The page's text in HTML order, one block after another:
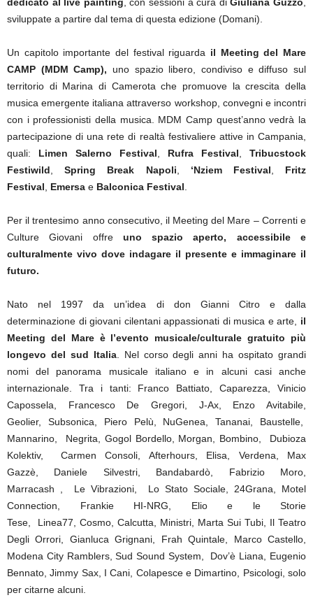
sviluppate a partire dal tema di questa edizione (Domani).
Un capitolo importante del festival riguarda il Meeting del Mare
CAMP (MDM Camp), uno spazio libero, condiviso e diffuso sul
territorio di Marina di Camerota che promuove la crescita della
musica emergente italiana attraverso workshop, convegni e incontri
con i professionisti della musica. MDM Camp quest’anno vedrà la
partecipazione di una rete di realtà festivaliere attive in Campania,
quali: Limen Salerno Festival Rufra Festival
Tribucstock
Festiwild ,Spring Break Napoli ‘Nziem Festival
Fritz
Festival
Emersa e Balconica Festival
Per il trentesimo anno consecutivo, il Meeting del Mare – Correnti e
Culture Giovani offre uno spazio aperto, accessibile e
culturalmente vivo dove indagare il presente e immaginare il
futuro.
Nato nel 1997 da un’idea di don Gianni Citro e dalla
determinazione di giovani cilentani appassionati di musica e arte, il
Meeting del Mare è l’evento musicale/culturale gratuito più
longevo del sud Italia. Nel corso degli anni ha ospitato grandi
nomi del panorama musicale italiano e in alcuni casi anche
internazionale. Tra i tanti: Franco Battiato, Caparezza, Vinicio
Capossela, Francesco De Gregori, J-Ax, Enzo Avitabile,
Geolier, Subsonica, Piero Pelù, NuGenea, Tananai, Baustelle,
Mannarino, Negrita, Gogol Bordello, Morgan, Bombino, Dubioza
Kolektiv, Carmen Consoli, Afterhours, Elisa, Verdena, Max
Gazzè, Daniele Silvestri, Bandabardò, Fabrizio Moro,
Marracash , Le Vibrazioni, Lo Stato Sociale, 24Grana, Motel
Connection, Frankie HI-NRG, Elio e le Storie
Tese, Linea77, Cosmo, Calcutta, Ministri, Marta Sui Tubi, Il Teatro
Degli Orrori, Gianluca Grignani, Frah Quintale, Marco Castello,
Modena City Ramblers, Sud Sound System, Dov’è Liana, Eugenio
Bennato, Jimmy Sax, I Cani, Colapesce e Dimartino, Psicologi, solo
per citarne alcuni.